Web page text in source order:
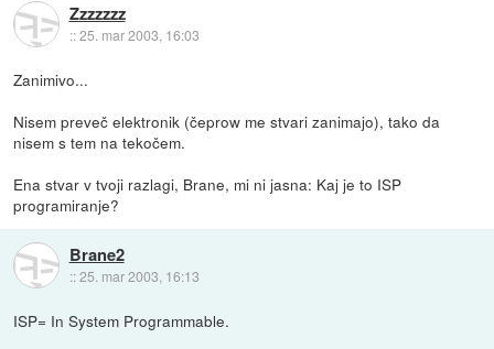
Zzzzzzz
::25. mar 2003, 16:03
Zanimivo...
Nisem preveč elektronik (čeprow me stvari zanimajo), tako da
nisem s tem na tekočem.
Ena stvar v tvoji razlagi, Brane, mi ni jasna: Kaj je to ISP
programiranje?
Brane2
::25. mar 2003, 16:13
ISP= In System Programmable.